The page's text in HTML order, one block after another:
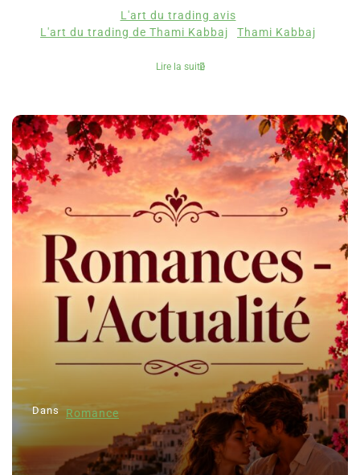
L'art du trading avis
L'art du trading de Thami Kabbaj
Thami Kabbaj
Lire la suite
Dans Romance